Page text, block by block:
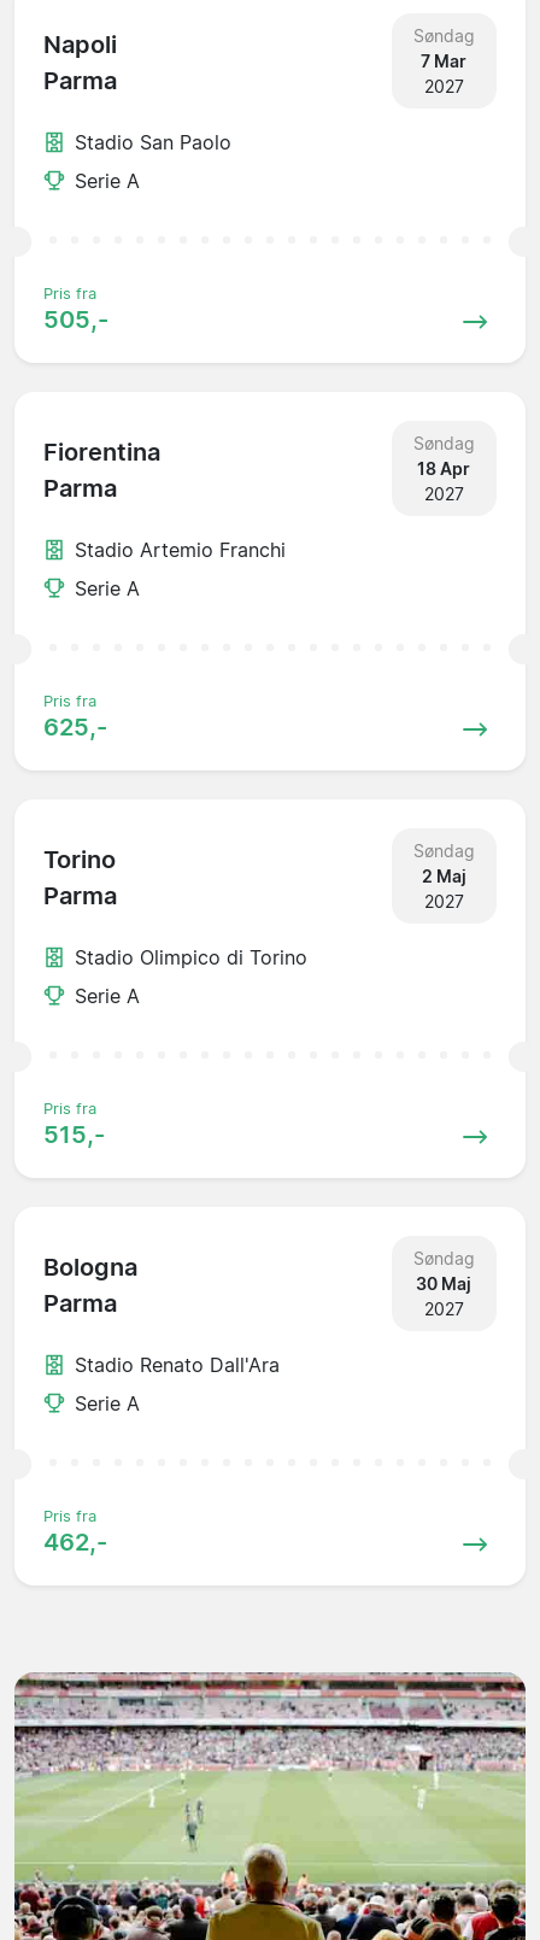
Napoli
Parma
Søndag
7 Mar
2027
Stadio San Paolo
Serie A
Pris fra
505,-
Fiorentina
Parma
Søndag
18 Apr
2027
Stadio Artemio Franchi
Serie A
Pris fra
625,-
Torino
Parma
Søndag
2 Maj
2027
Stadio Olimpico di Torino
Serie A
Pris fra
515,-
Bologna
Parma
Søndag
30 Maj
2027
Stadio Renato Dall'Ara
Serie A
Pris fra
462,-